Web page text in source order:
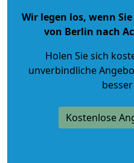
Wir legen los, wenn
von Berlin nach
Holen Sie sich
unverbindliche
Kostenlose